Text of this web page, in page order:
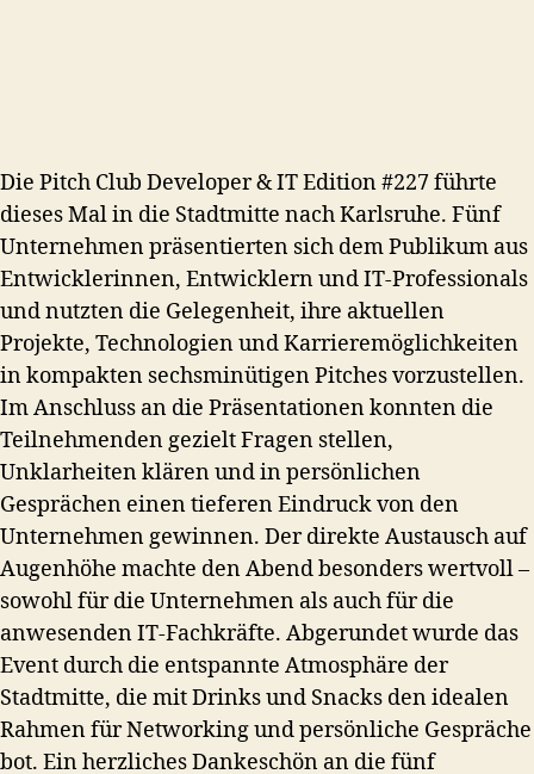
Die Pitch Club Developer & IT Edition #227 führte
dieses Mal in die Stadtmitte nach Karlsruhe. Fünf
Unternehmen präsentierten sich dem Publikum aus
Entwicklerinnen, Entwicklern und IT-Professionals
und nutzten die Gelegenheit, ihre aktuellen
Projekte, Technologien und Karrieremöglichkeiten
in kompakten sechsminütigen Pitches vorzustellen.
Im Anschluss an die Präsentationen konnten die
Teilnehmenden gezielt Fragen stellen,
Unklarheiten klären und in persönlichen
Gesprächen einen tieferen Eindruck von den
Unternehmen gewinnen. Der direkte Austausch auf
Augenhöhe machte den Abend besonders wertvoll –
sowohl für die Unternehmen als auch für die
anwesenden IT-Fachkräfte. Abgerundet wurde das
Event durch die entspannte Atmosphäre der
Stadtmitte, die mit Drinks und Snacks den idealen
Rahmen für Networking und persönliche Gespräche
bot. Ein herzliches Dankeschön an die fünf